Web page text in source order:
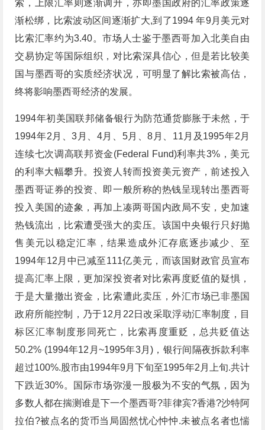
索，上限汇率则逐渐调升，亦即墨国政府的汇率政策逐
渐松绑，比索波动区间逐渐扩大,到了1994 年9月美元对
比索汇率约为3.40。市场人士鉴于墨西哥加入北美自由
交易协定等国际组织，对比索深具信心，但是若比较美
国与墨西哥的实质经济状况，可明显了解比索被高估，
终将影响墨西哥经济的发展。
1994年初美国联邦储备银行为防范通货膨胀于未然，于
1994年2月、3月、4月、5月、8月、11月及1995年2月
连续七次调高联邦资金(Federal Fund)利率共3%，美元
的利率大幅攀升。投资人转而投资美元资产，前述投入
墨西哥证券的投资、即一般所称的热钱呈现转出墨西哥
投入美国的迹象，再加上凑两哥国内政局不安，史加速
热钱流出，比索遭受强大的卖压。该国中央银行只好抛
售美元以稳定汇率，结果造成外汇存底逐步减少、至
1994年12月中已减至111亿美元，而该国财政官员宣布
提高汇率上限，更加深投资者对比索再度贬值的疑惧，
于是大量撤出资金，比索遭此卖压，外汇市场已非墨国
政府所能控制，乃于12月22日改采取浮动汇率制度，目
标区汇率制度形同死亡，比索再度重贬，总共贬值达
50.2% (1994年12月~1995年3月)，银行间隔夜拆款利率
超过100%.股市由1994年9月下旬至1995年2月上旬.共计
下跌近30%。国际市场弥漫一股极为不安的气氛，因为
多数人都在揣测谁是下一个墨西哥?菲律宾?香港?沙特阿
拉伯?被点名的货币当局固然忧心忡忡.未被点名者也惴